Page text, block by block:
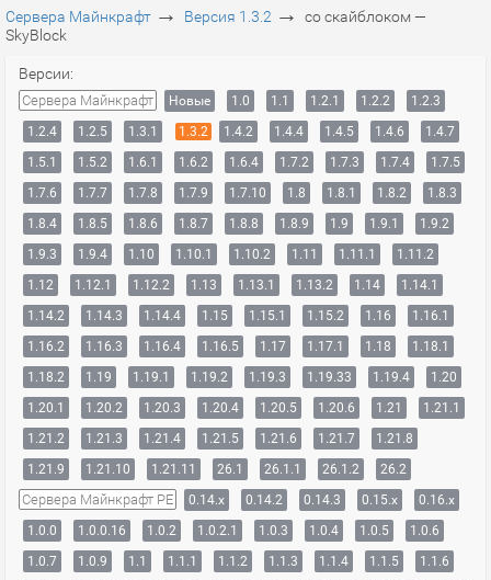
Сервера Майнкрафт → Версия 1.3.2 →
со скайблоком —
SkyBlock
Версии:
Сервера Майнкрафт Новые 1.0 1.1 1.2.1 1.2.2
1.2.3
1.2.4
1.2.5 1.3.1 1.3.2 1.4.2 1.4.4 1.4.5 1.4.6
1.4.7
1.5.1
1.5.2 1.6.1 1.6.2 1.6.4 1.7.2 1.7.3 1.7.4
1.7.5
1.7.6
1.7.7 1.7.8 1.7.9 1.7.10 1.8 1.8.1 1.8.2
1.8.3
1.8.4
1.8.5 1.8.6 1.8.7 1.8.8 1.8.9 1.9 1.9.1
1.9.2
1.9.3
1.9.4 1.10 1.10.1 1.10.2 1.11 1.11.1
1.11.2
1.12
1.12.1 1.12.2 1.13 1.13.1 1.13.2 1.14
1.14.1
1.14.2
1.14.3 1.14.4 1.15 1.15.1 1.15.2 1.16
1.16.1
1.16.2
1.16.3 1.16.4 1.16.5 1.17 1.17.1 1.18
1.18.1
1.18.2
1.19 1.19.1 1.19.2 1.19.3 1.19.33 1.19.4
1.20
1.20.1
1.20.2 1.20.3 1.20.4 1.20.5 1.20.6 1.21
1.21.1
1.21.2
1.21.3 1.21.4 1.21.5 1.21.6 1.21.7
1.21.8
1.21.9
1.21.10 1.21.11 26.1 26.1.1 26.1.2 26.2
Сервера Майнкрафт PE 0.14.x 0.14.2 0.14.3 0.15.x
0.16.x
1.0.0
1.0.0.16 1.0.2 1.0.2.1 1.0.3 1.0.4 1.0.5
1.0.6
1.0.7
1.0.9 1.1 1.1.1 1.1.2 1.1.3 1.1.4 1.1.5
1.1.6